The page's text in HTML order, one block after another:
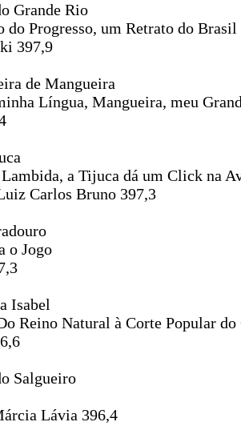
Grande Rio
do Progresso, um Retrato do Brasil
397,9
de Mangueira
Língua, Mangueira, meu
a Tijuca dá um Click na
Carlos Bruno 397,3
o Jogo
Isabel
Reino Natural à Corte Popular
Salgueiro
Lávia 396,4